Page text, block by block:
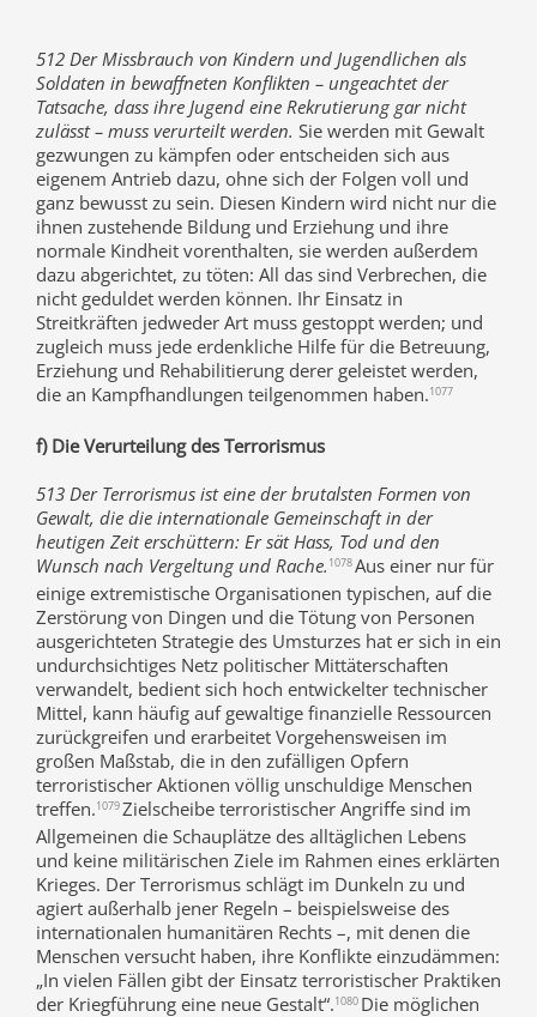
512 Der Missbrauch von Kindern und Jugendlichen als
Soldaten in bewaffneten Konflikten – ungeachtet der
Tatsache, dass ihre Jugend eine Rekrutierung gar nicht
zulässt – muss verurteilt werden. Sie werden mit Gewalt
gezwungen zu kämpfen oder entscheiden sich aus
eigenem Antrieb dazu, ohne sich der Folgen voll und
ganz bewusst zu sein. Diesen Kindern wird nicht nur die
ihnen zustehende Bildung und Erziehung und ihre
normale Kindheit vorenthalten, sie werden außerdem
dazu abgerichtet, zu töten: All das sind Verbrechen, die
nicht geduldet werden können. Ihr Einsatz in
Streitkräften jedweder Art muss gestoppt werden; und
zugleich muss jede erdenkliche Hilfe für die Betreuung,
Erziehung und Rehabilitierung derer geleistet werden,
die an Kampfhandlungen teilgenommen haben.1077
f) Die Verurteilung des Terrorismus
513 Der Terrorismus ist eine der brutalsten Formen von
Gewalt, die die internationale Gemeinschaft in der
heutigen Zeit erschüttern: Er sät Hass, Tod und den
Wunsch nach Vergeltung und Rache. 1078Aus einer nur für
einige extremistische Organisationen typischen, auf die
Zerstörung von Dingen und die Tötung von Personen
ausgerichteten Strategie des Umsturzes hat er sich in ein
undurchsichtiges Netz politischer Mittäterschaften
verwandelt, bedient sich hoch entwickelter technischer
Mittel, kann häufig auf gewaltige finanzielle Ressourcen
zurückgreifen und erarbeitet Vorgehensweisen im
großen Maßstab, die in den zufälligen Opfern
terroristischer Aktionen völlig unschuldige Menschen
treffen.1079Zielscheibe terroristischer Angriffe sind im
Allgemeinen die Schauplätze des alltäglichen Lebens
und keine militärischen Ziele im Rahmen eines erklärten
Krieges. Der Terrorismus schlägt im Dunkeln zu und
agiert außerhalb jener Regeln – beispielsweise des
internationalen humanitären Rechts –, mit denen die
Menschen versucht haben, ihre Konflikte einzudämmen:
„In vielen Fällen gibt der Einsatz terroristischer Praktiken
der Kriegführung eine neue Gestalt“.1080 Die möglichen